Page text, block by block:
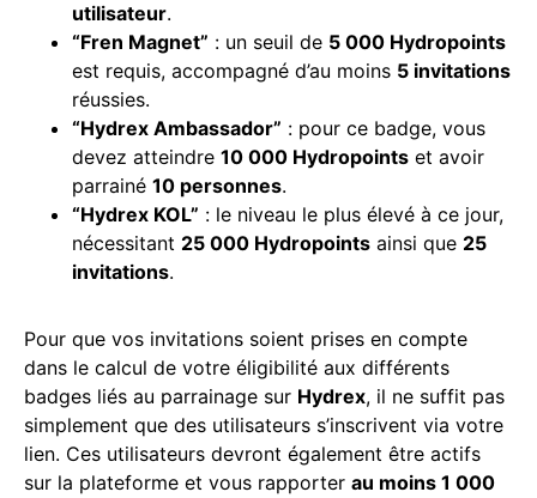
utilisateur.
“Fren Magnet” : un seuil de 5 000 Hydropoints
est requis, accompagné d’au moins 5 invitations
réussies.
“Hydrex Ambassador” : pour ce badge, vous
devez atteindre 10 000 Hydropoints et avoir
parrainé 10 personnes.
“Hydrex KOL” : le niveau le plus élevé à ce jour,
nécessitant 25 000 Hydropoints ainsi que 25
invitations.
Pour que vos invitations soient prises en compte
dans le calcul de votre éligibilité aux différents
badges liés au parrainage sur Hydrex, il ne suffit pas
simplement que des utilisateurs s’inscrivent via votre
lien. Ces utilisateurs devront également être actifs
sur la plateforme et vous rapporter au moins 1 000